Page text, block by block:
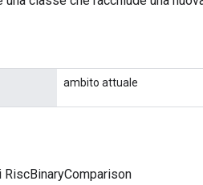
ambito attuale
RiscBinaryComparison